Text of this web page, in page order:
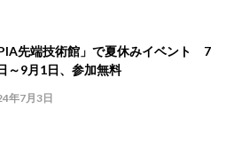
先端技術館」で夏休みイベント 7
～9月1日、参加無料
年7月3日